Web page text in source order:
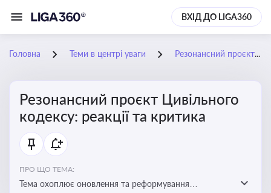
ВХІД ДО LIGA360
Головна Теми в центрі уваги Резонансний проєкт Цивільного кодексу: реакції та критика
Резонансний проєкт Цивільного
кодексу: реакції та критика
ПРО ЩО ТЕМА:
Тема охоплює оновлення та реформування